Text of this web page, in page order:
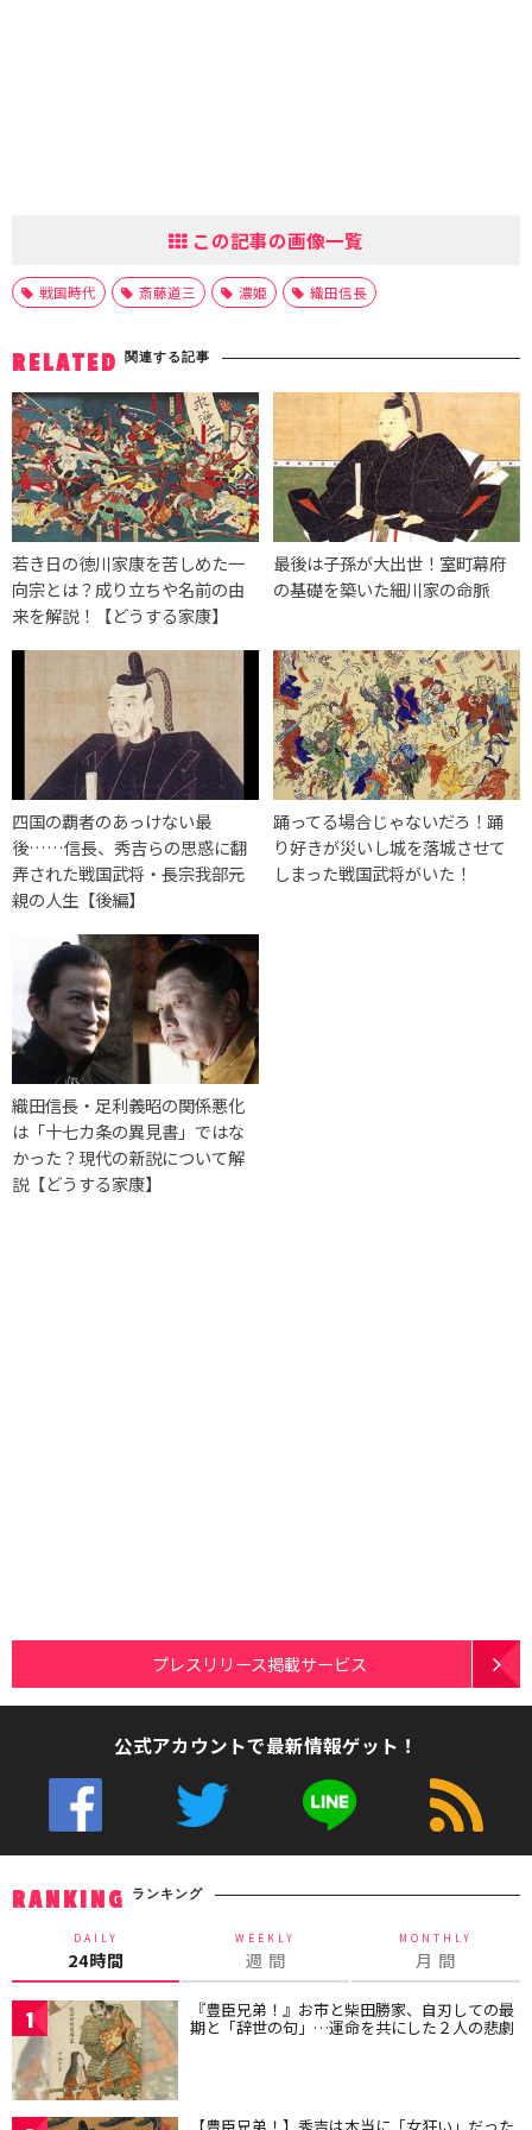
この記事の画像一覧
戦国時代 斎藤道三 濃姫 織田信長
RELATED 関連する記事
若き日の徳川家康を苦しめた一
向宗とは？成り立ちや名前の由
来を解説！【どうする家康】
最後は子孫が大出世！室町幕府
の基礎を築いた細川家の命脈
四国の覇者のあっけない最
後……信長、秀吉らの思惑に翻
弄された戦国武将・長宗我部元
親の人生【後編】
踊ってる場合じゃないだろ！踊
り好きが災いし城を落城させて
しまった戦国武将がいた！
織田信長・足利義昭の関係悪化
は「十七カ条の異見書」ではな
かった？現代の新説について解
説【どうする家康】
プレスリリース掲載サービス
公式アカウントで最新情報ゲット！
RANKING ランキング
DAILY
24時間
WEEKLY
週 間
MONTHLY
月 間
1 『豊臣兄弟！』お市と柴田勝家、自刃しての最
期と「辞世の句」…運命を共にした２人の悲劇
【豊臣兄弟！】秀吉は本当に「女狂い」だった